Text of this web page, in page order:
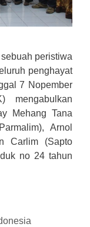
peristiwa
penghayat
7 Nopember
mengabulkan
Mehang Tana
Arnol
Carlim (Sapto
no 24 tahun